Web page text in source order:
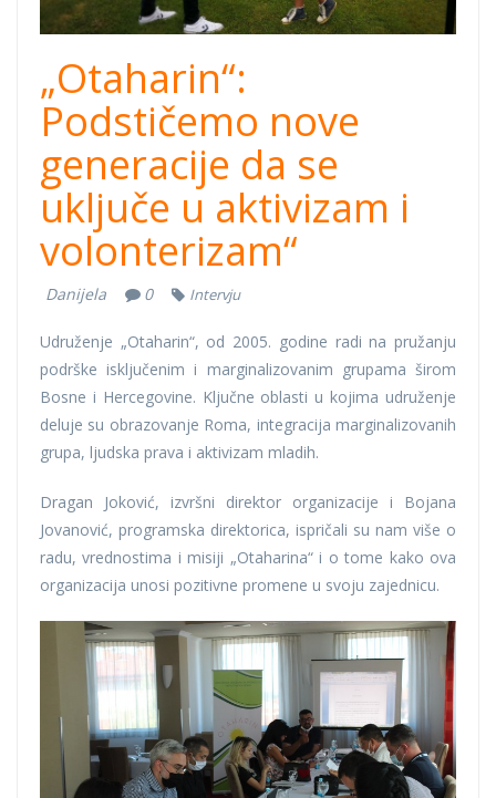
„Otaharin“:
Podstičemo nove
generacije da se
uključe u aktivizam i
volonterizam“
Danijela 0 Intervju
Udruženje „Otaharin“, od 2005. godine radi na pružanju
podrške isključenim i marginalizovanim grupama širom
Bosne i Hercegovine. Ključne oblasti u kojima udruženje
deluje su obrazovanje Roma, integracija marginalizovanih
grupa, ljudska prava i aktivizam mladih.
Dragan Joković, izvršni direktor organizacije i Bojana
Jovanović, programska direktorica, ispričali su nam više o
radu, vrednostima i misiji „Otaharina“ i o tome kako ova
organizacija unosi pozitivne promene u svoju zajednicu.